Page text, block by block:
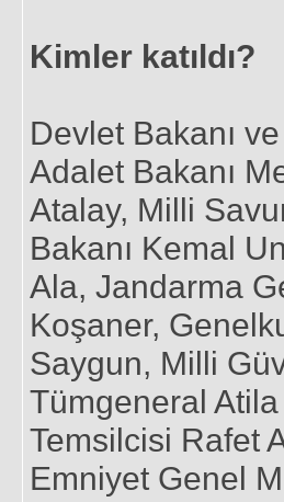
Kimler katıldı?
Devlet Bakanı
Adalet Bakanı
Atalay, Milli
Bakanı Kemal
Ala, Jandarma
Koşaner,
Saygun, Milli
Tümgeneral
Temsilcisi Rafet
Emniyet Genel